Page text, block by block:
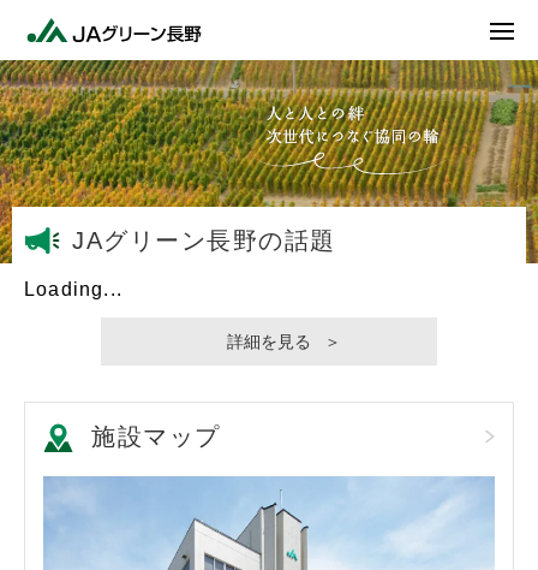
JAグリーン長野の話題
Loading...
詳細を見る
施設マップ